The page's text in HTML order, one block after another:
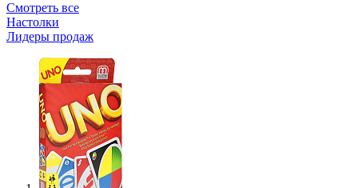
Смотреть все
Настолки
Лидеры продаж